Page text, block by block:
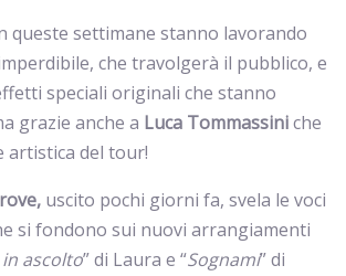
queste settimane stanno lavorando
che travolgerà il pubblico, e
speciali originali che stanno
grazie anche a Luca Tommassiniche
artistica del tour!
uscito pochi giorni fa, svela le voci
si fondono sui nuovi arrangiamenti
in ascolto” di Laura e “Sognami” di